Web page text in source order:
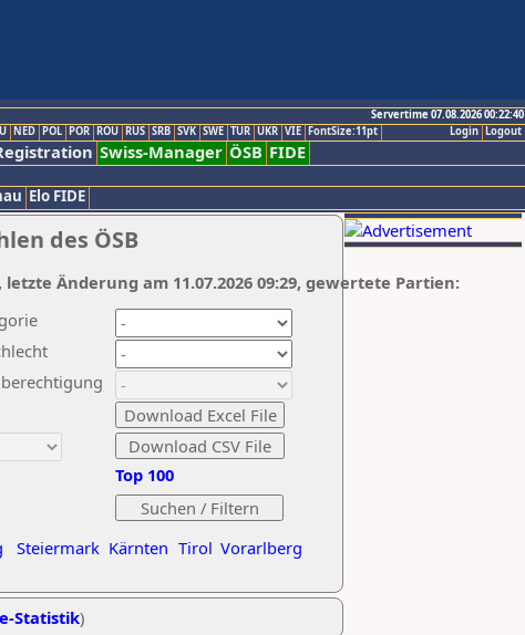
Servertime 07.08.2026 00:22:40
Logout
Login
NED POL POR ROU RUS SRB SVK SWE TUR UKR VIE FontSize:11pt
Swiss-Manager ÖSB FIDE
Elo FIDE
des ÖSB
Steiermark Kärnten Tirol Vorarlberg
Top 100
letzte Änderung am 11.07.2026 09:29, gewertete Partien:
Statistik)